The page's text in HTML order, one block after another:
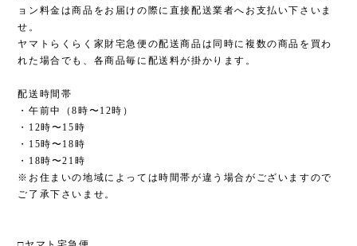
ョン料金は商品をお届けの際に直接配送業者へお支払い下さいま
せ。
ヤマトらくらく家財宅急便の配送商品は同時に複数の商品を買わ
れた場合でも、各商品毎に配送料が掛かります。
配送時間帯
・午前中（8時〜12時）
・12時〜15時
・15時〜18時
・18時〜21時
※お住まいの地域によっては時間帯が違う場合がございますので
ご了承下さいませ。